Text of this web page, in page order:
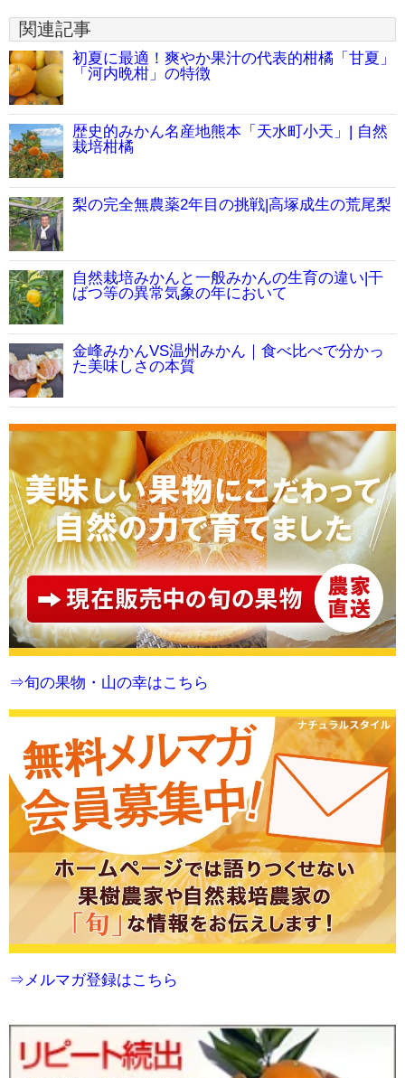
関連記事
初夏に最適！爽やか果汁の代表的柑橘「甘夏」
「河内晩柑」の特徴
歴史的みかん名産地熊本「天水町小天」| 自然
栽培柑橘
梨の完全無農薬2年目の挑戦|高塚成生の荒尾梨
自然栽培みかんと一般みかんの生育の違い|干
ばつ等の異常気象の年において
金峰みかんVS温州みかん｜食べ比べで分かっ
た美味しさの本質
⇒旬の果物・山の幸はこちら
⇒メルマガ登録はこちら